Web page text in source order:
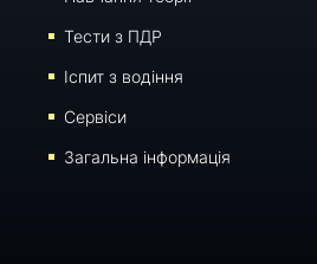
Тести з ПДР
Iспит з водіння
Сервіси
Загальна інформація